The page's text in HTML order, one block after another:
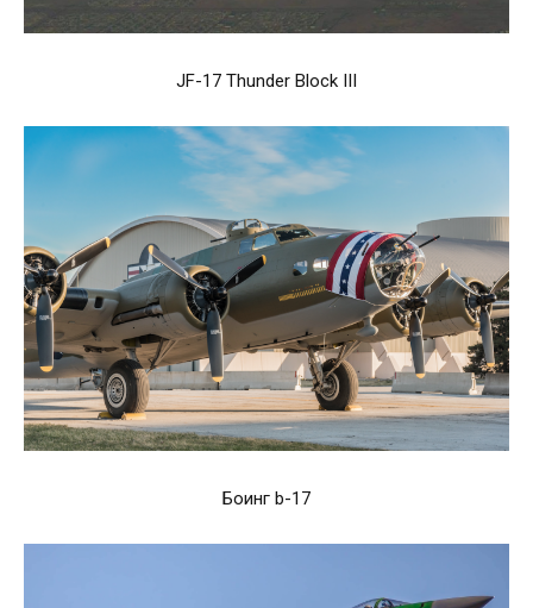
JF-17 Thunder Block III
Боинг b-17